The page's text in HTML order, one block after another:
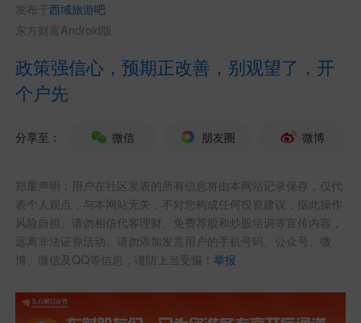
发布于西域旅游吧
东方财富Android版
政策强信心，预期正改善，别观望了，开
个户先
分享至： 微信 朋友圈 微博
郑重声明：用户在社区发表的所有信息将由本网站记录保存，仅代
表个人观点，与本网站无关，不对您构成任何投资建议，据此操作
风险自担。请勿相信代客理财、免费荐股和炒股培训等宣传内容，
远离非法证券活动。请勿添加发言用户的手机号码、公众号、微
博、微信及QQ等信息，谨防上当受骗！举报